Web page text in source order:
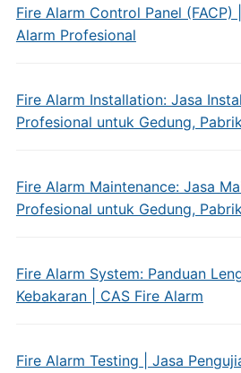
Fire Alarm Control Panel (FACP)
Alarm Profesional
Fire Alarm Installation: Jasa
Profesional untuk Gedung,
Fire Alarm Maintenance: Jasa
Profesional untuk Gedung,
Fire Alarm System: Panduan
Kebakaran | CAS Fire Alarm
Fire Alarm Testing | Jasa